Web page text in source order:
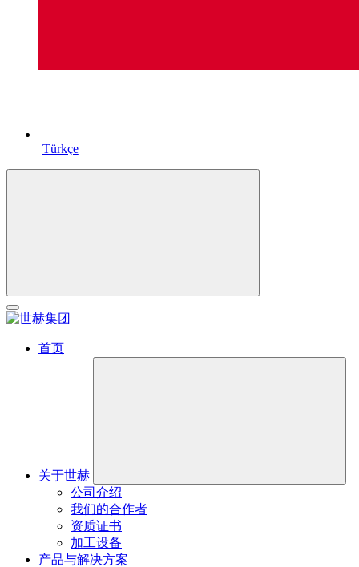
Türkçe
首页
关于世赫
公司介绍
我们的合作者
资质证书
加工设备
产品与解决方案